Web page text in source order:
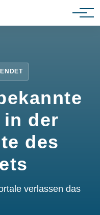
in der
des
verlassen das